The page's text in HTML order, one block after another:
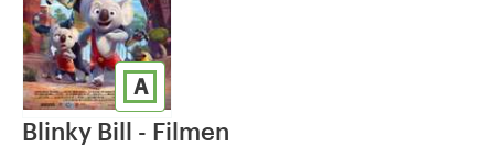
A
Blinky Bill - Filmen